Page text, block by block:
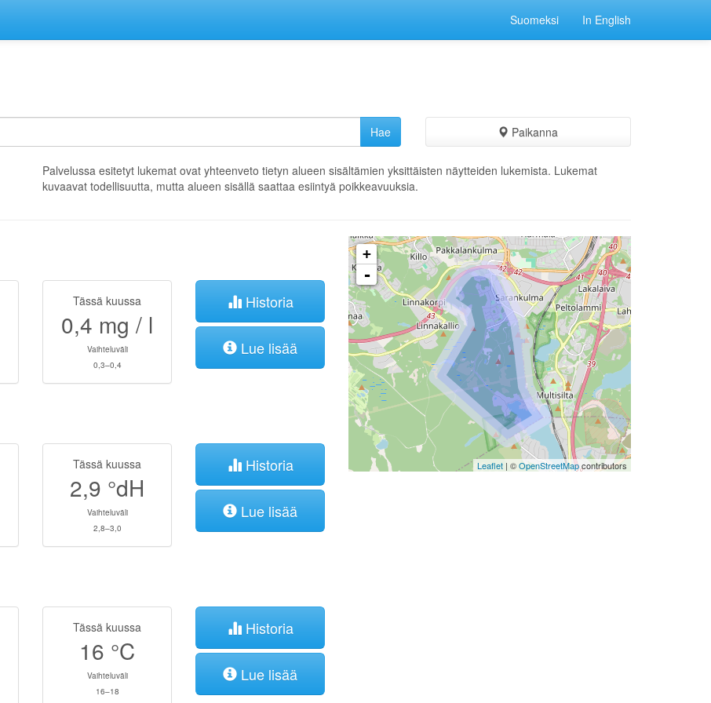
Suomeksi In English
Paikanna
Palvelussa esitetyt lukemat ovat yhteenveto tietyn alueen sisältämien yksittäisten näytteiden lukemista. Lukemat
kuvaavat todellisuutta, mutta alueen sisällä saattaa esiintyä poikkeavuuksia.
Tässä kuussa
0,4 mg / l
Vaihteluväli
0,3–0,4
Historia
Lue lisää
Tässä kuussa
2,9 °dH
Vaihteluväli
2,8–3,0
Historia
Lue lisää
Tässä kuussa
16 °C
Vaihteluväli
16–18
Historia
Lue lisää
+
-
Leaflet | ©OpenStreetMapcontributors